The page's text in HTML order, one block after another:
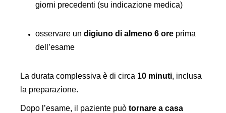
giorni precedenti (su indicazione medica)
osservare un digiuno di almeno 6 ore prima
dell’esame
La durata complessiva è di circa 10 minuti, inclusa
la preparazione.
Dopo l’esame, il paziente può tornare a casa